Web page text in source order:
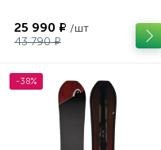
25 990 ₽ /шт
43 790 ₽
-38%